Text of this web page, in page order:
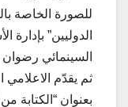
للصورة الخاصة
الدوليين” بإدارة
السينمائي
ثم يقدّم
بعنوان “الكتابة